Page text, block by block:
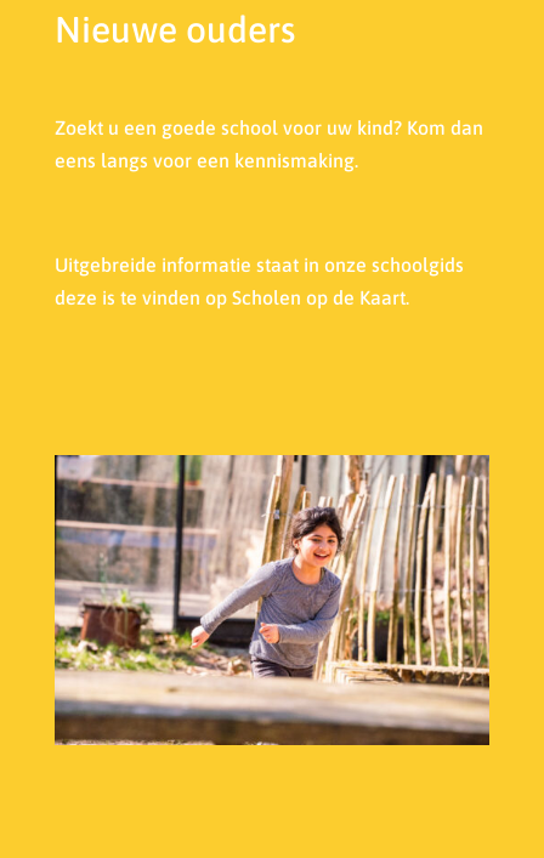
Nieuwe ouders
Zoekt u een goede school voor uw kind? Kom dan
eens langs voor een kennismaking.
Uitgebreide informatie staat in onze schoolgids
deze is te vinden op Scholen op de Kaart.